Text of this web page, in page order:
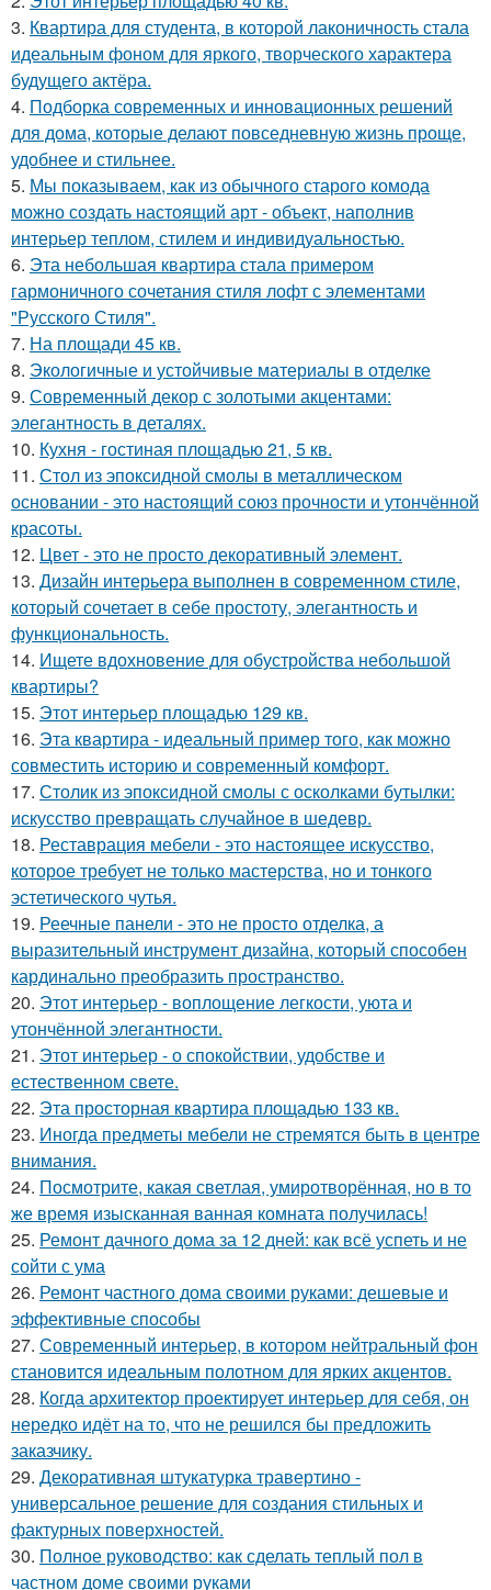
3. Квартира для студента, в которой лаконичность стала
идеальным фоном для яркого, творческого характера
будущего актёра.
4. Подборка современных и инновационных решений
для дома, которые делают повседневную жизнь проще,
удобнее и стильнее.
5. Мы показываем, как из обычного старого комода
можно создать настоящий арт - объект, наполнив
интерьер теплом, стилем и индивидуальностью.
6. Эта небольшая квартира стала примером
гармоничного сочетания стиля лофт с элементами
"Русского Стиля".
7. На площади 45 кв.
8. Экологичные и устойчивые материалы в отделке
9. Современный декор с золотыми акцентами:
элегантность в деталях.
10. Кухня - гостиная площадью 21, 5 кв.
11. Стол из эпоксидной смолы в металлическом
основании - это настоящий союз прочности и утончённой
красоты.
12. Цвет - это не просто декоративный элемент.
13. Дизайн интерьера выполнен в современном стиле,
который сочетает в себе простоту, элегантность и
функциональность.
14. Ищете вдохновение для обустройства небольшой
квартиры?
15. Этот интерьер площадью 129 кв.
16. Эта квартира - идеальный пример того, как можно
совместить историю и современный комфорт.
17. Столик из эпоксидной смолы с осколками бутылки:
искусство превращать случайное в шедевр.
18. Реставрация мебели - это настоящее искусство,
которое требует не только мастерства, но и тонкого
эстетического чутья.
19. Реечные панели - это не просто отделка, а
выразительный инструмент дизайна, который способен
кардинально преобразить пространство.
20. Этот интерьер - воплощение легкости, уюта и
утончённой элегантности.
21. Этот интерьер - о спокойствии, удобстве и
естественном свете.
22. Эта просторная квартира площадью 133 кв.
23. Иногда предметы мебели не стремятся быть в центре
внимания.
24. Посмотрите, какая светлая, умиротворённая, но в то
же время изысканная ванная комната получилась!
25. Ремонт дачного дома за 12 дней: как всё успеть и не
сойти с ума
26. Ремонт частного дома своими руками: дешевые и
эффективные способы
27. Современный интерьер, в котором нейтральный фон
становится идеальным полотном для ярких акцентов.
28. Когда архитектор проектирует интерьер для себя, он
нередко идёт на то, что не решился бы предложить
заказчику.
29. Декоративная штукатурка травертино -
универсальное решение для создания стильных и
фактурных поверхностей.
30. Полное руководство: как сделать теплый пол в
частном доме своими руками